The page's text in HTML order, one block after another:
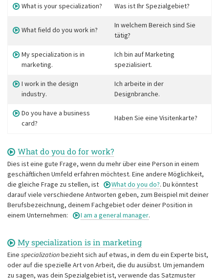
What is your specialization? Was ist Ihr Spezialgebiet?
What field do you work in?
In welchem Bereich sind Sie
tätig?
My specialization is in
marketing.
Ich bin auf Marketing
spezialisiert.
I work in the design
industry.
Ich arbeite in der
Designbranche.
Do you have a business
card?
Haben Sie eine Visitenkarte?
What do you do for work?
Dies ist eine gute Frage, wenn du mehr über eine Person in einem
geschäftlichen Umfeld erfahren möchtest. Eine andere Möglichkeit,
die gleiche Frage zu stellen, ist
What do you do?. Du könntest
darauf viele verschiedene Antworten geben, zum Beispiel mit deiner
Berufsbezeichnung, deinem Fachgebiet oder deiner Position in
einem Unternehmen:
I am a general manager.
My specialization is in marketing
Eine specializationbezieht sich auf etwas, in dem du ein Experte bist,
oder auf die spezielle Art von Arbeit, die du ausübst. Um jemandem
zu sagen, was dein Spezialgebiet ist, verwende das Satzmuster